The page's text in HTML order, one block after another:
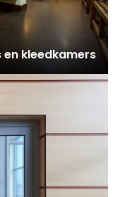
kleedkamers